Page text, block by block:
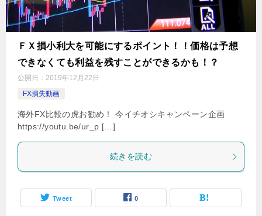
ＦＸ損小利大を可能にするポイント！！価格は予想
できなくても利益を残すことができるかも！？
公開日： 2019年12月22日
FX損失動画
海外FX比較の虎お勧め！ 今イチオシキャンペーン企画
https://youtu.be/ur_p […]
続きを読む
Tweet 0